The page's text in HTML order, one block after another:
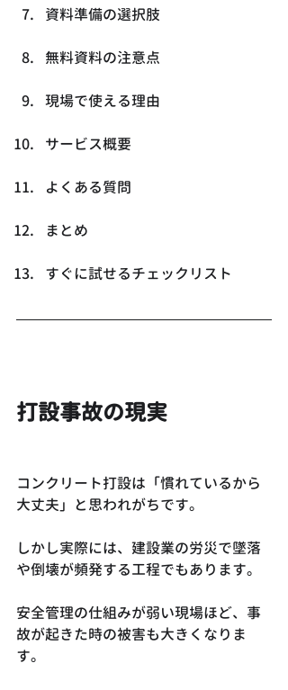
資料準備の選択肢
無料資料の注意点
現場で使える理由
サービス概要
よくある質問
まとめ
すぐに試せるチェックリスト
打設事故の現実
コンクリート打設は「慣れているから
大丈夫」と思われがちです。
しかし実際には、建設業の労災で墜落
や倒壊が頻発する工程でもあります。
安全管理の仕組みが弱い現場ほど、事
故が起きた時の被害も大きくなりま
す。